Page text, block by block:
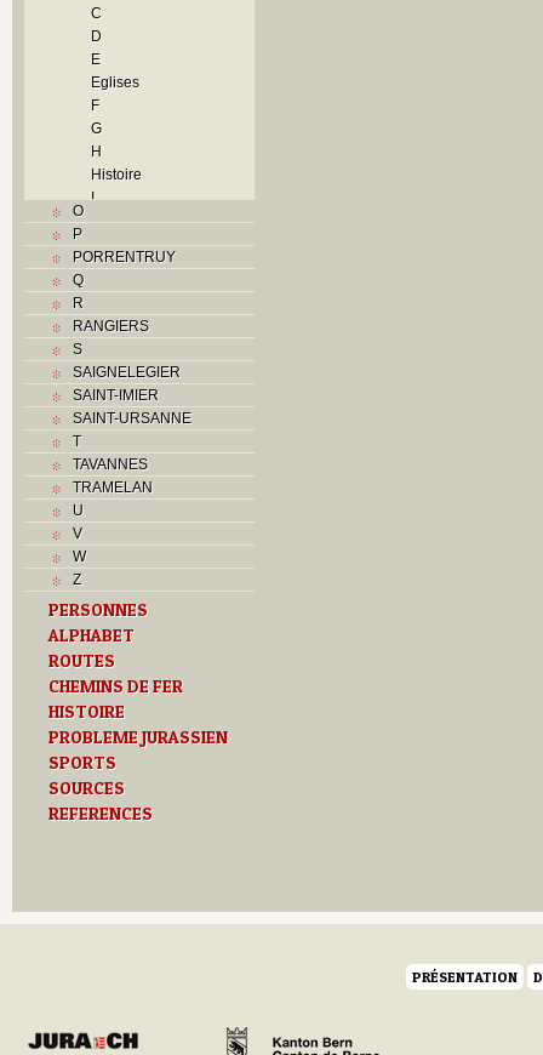
C
D
E
Eglises
F
G
H
Histoire
I
M
O
Problème jurassien
R
S
T
Textes
O
P
PORRENTRUY
Q
R
RANGIERS
S
SAIGNELEGIER
SAINT-IMIER
SAINT-URSANNE
T
TAVANNES
TRAMELAN
U
V
W
Z
PERSONNES
ALPHABET
ROUTES
CHEMINS DE FER
HISTOIRE
PROBLEME JURASSIEN
SPORTS
SOURCES
REFERENCES
PRÉSENTATION